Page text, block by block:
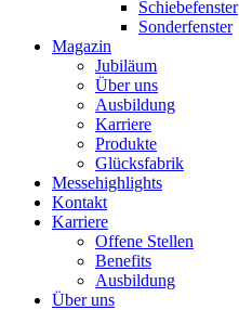
Schiebefenster
Sonderfenster
Magazin
Jubiläum
Über uns
Ausbildung
Karriere
Produkte
Glücksfabrik
Messehighlights
Kontakt
Karriere
Offene Stellen
Benefits
Ausbildung
Über uns